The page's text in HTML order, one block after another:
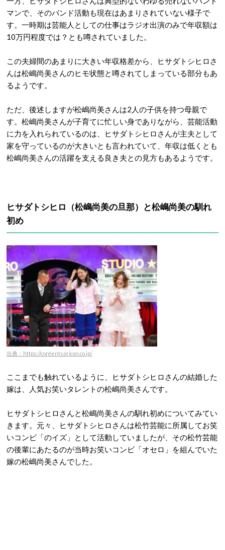
マンで、そのバンド活動も現在はあまりされていない様子で
す。一時期は芸能人としての仕事はラジオ出演のみで年収額は
10万円程度では？とも噂されていました。
この夫婦間のあまりに大きい年収格差から、ヒサダトシヒロさ
んは松嶋尚美さんのヒモ状態と噂されてしまっている部分もあ
るようです。
ただ、後述しますが松嶋尚美さんは2人の子供を持つ母親で
す。松嶋尚美さんが子育てに忙しい身でありながら、芸能活動
に力を入れられているのは、ヒサダトシヒロさんが主夫として
家を守っているのが大きいとも言われていて、年収は低くとも
松嶋尚美さんの活躍を支える良き夫との見方もあるようです。
ヒサダトシヒロ（松嶋尚美の旦那）と松嶋尚美の馴れ
初め
出典：https://contents.oricon.co.jp/
ここまでも触れているように、ヒサダトシヒロさんの結婚した
嫁は、人気お笑いタレントの松嶋尚美さんです。
ヒサダトシヒロさんと松嶋尚美さんの馴れ初めについてみてい
きます。元々、ヒサダトシヒロさんは松竹芸能に所属してお笑
いコンビ「のイズ」として活動していましたが、その松竹芸能
の後輩にあたるのが当時お笑いコンビ「オセロ」を組んでいた
嫁の松嶋尚美さんでした。